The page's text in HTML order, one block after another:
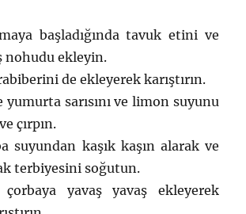
başladığında tavuk etini ve
nohudu ekleyin.
de ekleyerek karıştırın.
yumurta sarısını ve limon suyunu
çırpın.
suyundan kaşık kaşın alarak ve
terbiyesini soğutun.
çorbaya yavaş yavaş ekleyerek